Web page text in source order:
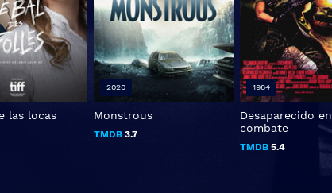
las locas Monstrous
TMDB3.7
2020
Desaparecido en
combate
TMDB5.4
1984